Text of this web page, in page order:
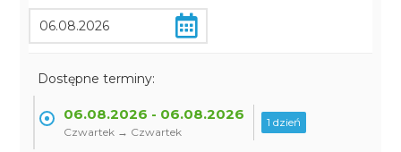
Dostępne terminy:
06.08.2026 - 06.08.2026
Czwartek → Czwartek
1 dzień